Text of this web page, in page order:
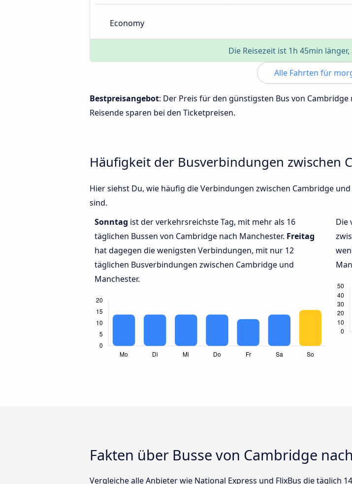
Economy
Die Reisezeit ist 1h 45min
Alle Fahrten für
Bestpreisangebot: Der Preis für den günstigsten Bus von
Reisende sparen bei den Ticketpreisen.
Häufigkeit der Busverbindungen zwischen
Hier siehst Du, wie häufig die Verbindungen zwischen Cambridge
sind.
Sonntag ist der verkehrsreichste Tag, mit mehr als 16
täglichen Bussen von Cambridge nach Manchester. Freitag
hat dagegen die wenigsten Verbindungen, mit nur 12
täglichen Busverbindungen zwischen Cambridge und
Manchester.
Die
Fakten über Busse von Cambridge
Vergleiche alle Anbieter wie National Express und FlixBus die täglich